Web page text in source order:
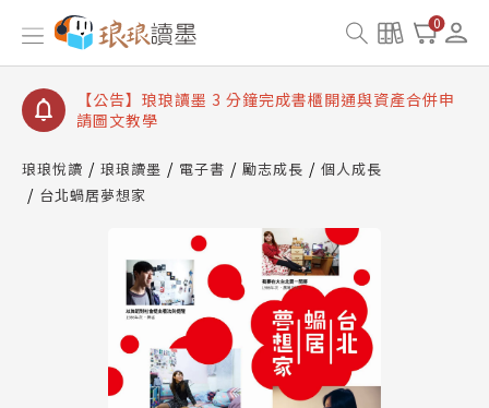
0
【公告】琅琅讀墨數位閱讀資產合併與書櫃開通申請
【公告】琅琅讀墨書櫃開通常見問題
【公告】琅琅讀墨 3 分鐘完成書櫃開通與資產合併申
請圖文教學
查詢
【公告】琅琅讀墨數位閱讀資產合併與書櫃開通申請
琅琅悅讀 琅琅讀墨 電子書 勵志成長
個人成長
台北蝸居夢想家